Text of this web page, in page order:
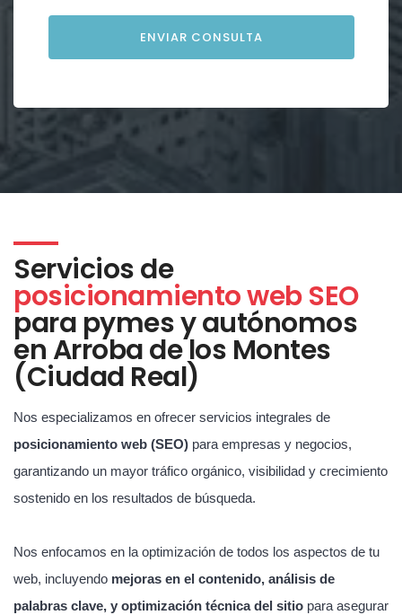
Servicios de
posicionamiento web SEO
para pymes y autónomos
en Arroba de los Montes
(Ciudad Real)
Nos especializamos en ofrecer servicios integrales de
posicionamiento web (SEO) para empresas y negocios,
garantizando un mayor tráfico orgánico, visibilidad y crecimiento
sostenido en los resultados de búsqueda.
Nos enfocamos en la optimización de todos los aspectos de tu
web, incluyendo mejoras en el contenido, análisis de
palabras clave, y optimización técnica del sitio para asegurar